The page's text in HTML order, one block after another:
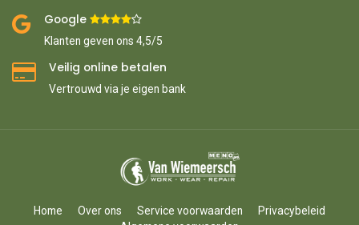
Google ​
Klanten geven ons 4,5/5
Veilig online betalen
Vertrouwd via je eigen bank
Home Over ons Service voorwaarden
Privacybeleid